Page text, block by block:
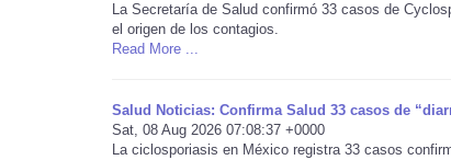
La Secretaría de Salud confirmó 33 casos de
el origen de los contagios.
Read More ...
Salud Noticias: Confirma Salud 33 casos de
Sat, 08 Aug 2026 07:08:37 +0000
La ciclosporiasis en México registra 33 casos